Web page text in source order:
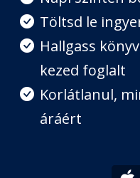
Töltsd le
Hallgass
kezed foglalt
Korlátlanul,
áráért